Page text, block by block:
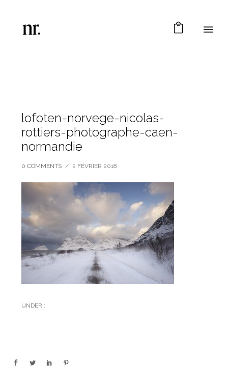
lofoten-norvege-nicolas-
rottiers-photographe-caen-
normandie
0 COMMENTS / 2 FÉVRIER 2018
UNDER :